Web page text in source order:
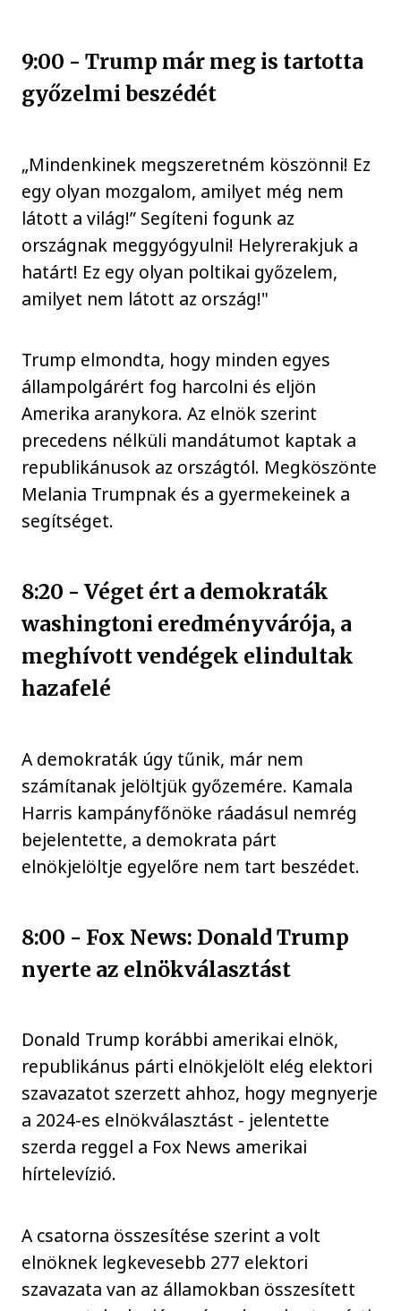
9:00 - Trump már meg is tartotta
győzelmi beszédét
„Mindenkinek megszeretném köszönni! Ez
egy olyan mozgalom, amilyet még nem
látott a világ!” Segíteni fogunk az
országnak meggyógyulni! Helyrerakjuk a
határt! Ez egy olyan poltikai győzelem,
amilyet nem látott az ország!"
Trump elmondta, hogy minden egyes
állampolgárért fog harcolni és eljön
Amerika aranykora. Az elnök szerint
precedens nélküli mandátumot kaptak a
republikánusok az országtól. Megköszönte
Melania Trumpnak és a gyermekeinek a
segítséget.
8:20 - Véget ért a demokraták
washingtoni eredményvárója, a
meghívott vendégek elindultak
hazafelé
A demokraták úgy tűnik, már nem
számítanak jelöltjük győzemére. Kamala
Harris kampányfőnöke ráadásul nemrég
bejelentette, a demokrata párt
elnökjelöltje egyelőre nem tart beszédet.
8:00 - Fox News: Donald Trump
nyerte az elnökválasztást
Donald Trump korábbi amerikai elnök,
republikánus párti elnökjelölt elég elektori
szavazatot szerzett ahhoz, hogy megnyerje
a 2024-es elnökválasztást - jelentette
szerda reggel a Fox News amerikai
hírtelevízió.
A csatorna összesítése szerint a volt
elnöknek legkevesebb 277 elektori
szavazata van az államokban összesített